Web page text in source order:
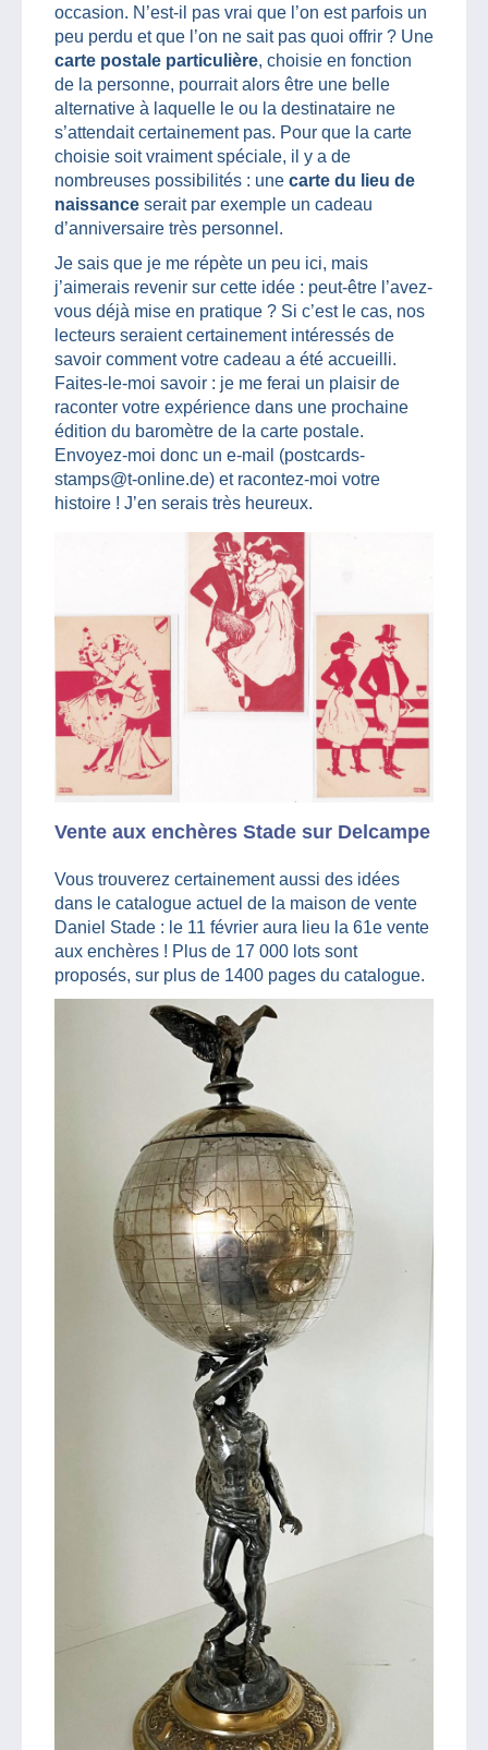
occasion. N’est-il pas vrai que l’on est parfois un
peu perdu et que l’on ne sait pas quoi offrir ? Une
carte postale particulière, choisie en fonction
de la personne, pourrait alors être une belle
alternative à laquelle le ou la destinataire ne
s’attendait certainement pas. Pour que la carte
choisie soit vraiment spéciale, il y a de
nombreuses possibilités : une carte du lieu de
naissance serait par exemple un cadeau
d’anniversaire très personnel.
Je sais que je me répète un peu ici, mais
j’aimerais revenir sur cette idée : peut-être l’avez-
vous déjà mise en pratique ? Si c’est le cas, nos
lecteurs seraient certainement intéressés de
savoir comment votre cadeau a été accueilli.
Faites-le-moi savoir : je me ferai un plaisir de
raconter votre expérience dans une prochaine
édition du baromètre de la carte postale.
Envoyez-moi donc un e-mail (postcards-
stamps@t-online.de) et racontez-moi votre
histoire ! J’en serais très heureux.
Vente aux enchères Stade sur Delcampe
Vous trouverez certainement aussi des idées
dans le catalogue actuel de la maison de vente
Daniel Stade : le 11 février aura lieu la 61e vente
aux enchères ! Plus de 17 000 lots sont
proposés, sur plus de 1400 pages du catalogue.